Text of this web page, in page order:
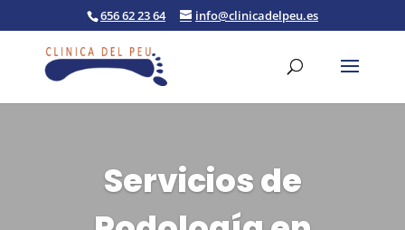
656 62 23 64 info@clinicadelpeu.es
Servicios de